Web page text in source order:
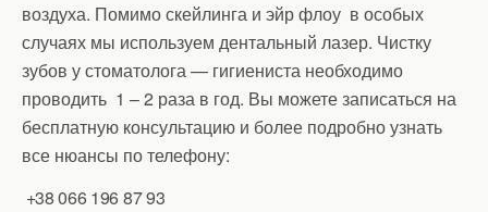
воздуха. Помимо скейлинга и эйр флоу в особых
случаях мы используем дентальный лазер. Чистку
зубов у стоматолога — гигиениста необходимо
проводить 1 – 2 раза в год. Вы можете записаться на
бесплатную консультацию и более подробно узнать
все нюансы по телефону:
+38 066 196 87 93